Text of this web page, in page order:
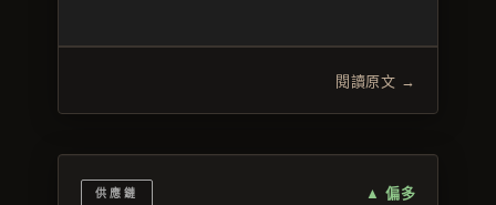
閱讀原文 →
供應鏈 ▲ 偏多